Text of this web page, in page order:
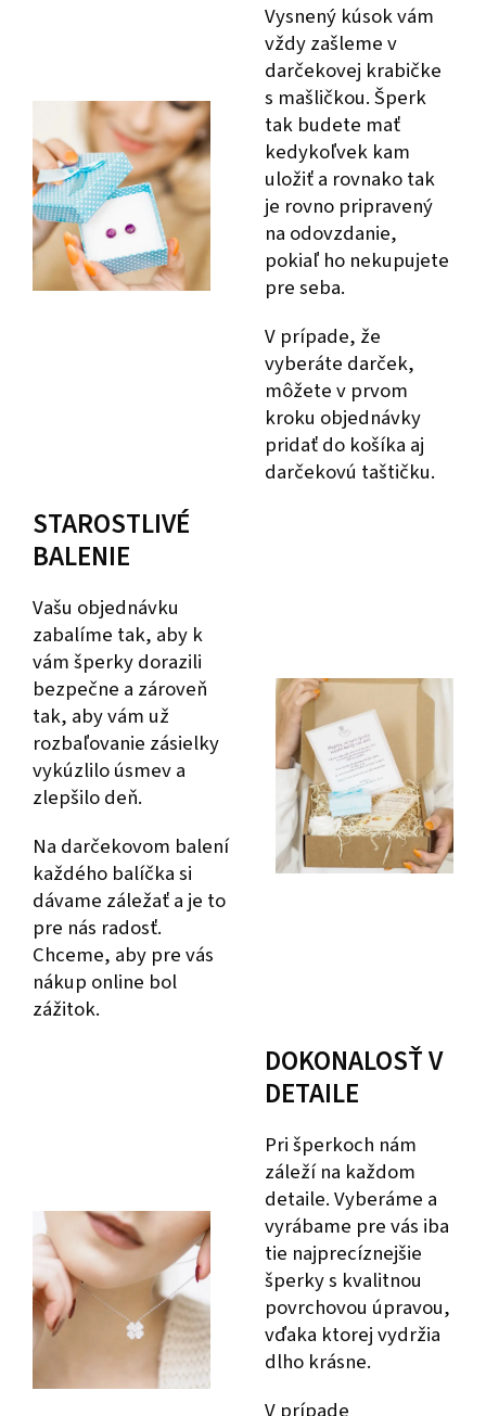
Vysnený kúsok vám
vždy zašleme v
darčekovej krabičke
s mašličkou. Šperk
tak budete mať
kedykoľvek kam
uložiť a rovnako tak
je rovno pripravený
na odovzdanie,
pokiaľ ho nekupujete
pre seba.
V prípade, že
vyberáte darček,
môžete v prvom
kroku objednávky
pridať do košíka aj
darčekovú taštičku.
STAROSTLIVÉ
BALENIE
Vašu objednávku
zabalíme tak, aby k
vám šperky dorazili
bezpečne a zároveň
tak, aby vám už
rozbaľovanie zásielky
vykúzlilo úsmev a
zlepšilo deň.
Na darčekovom balení
každého balíčka si
dávame záležať a je to
pre nás radosť.
Chceme, aby pre vás
nákup online bol
zážitok.
DOKONALOSŤ V
DETAILE
Pri šperkoch nám
záleží na každom
detaile. Vyberáme a
vyrábame pre vás iba
tie najprecíznejšie
šperky s kvalitnou
povrchovou úpravou,
vďaka ktorej vydržia
dlho krásne.
V prípade